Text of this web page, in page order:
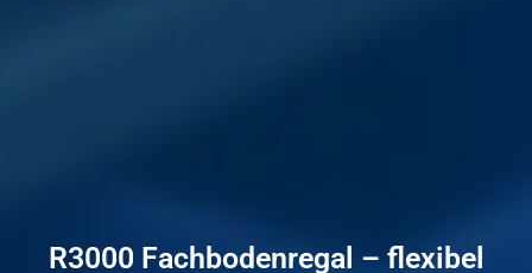
R3000 Fachbodenregal – flexibel